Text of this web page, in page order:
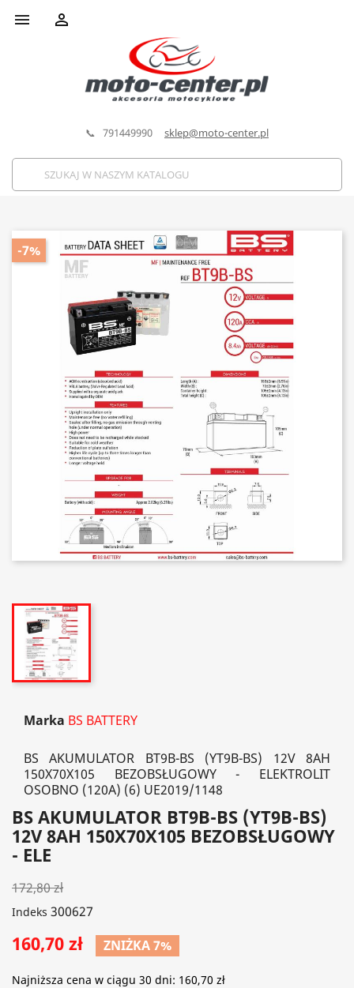
 
📞 791449990 sklep@moto-center.pl
-7%
Marka BS BATTERY
BS AKUMULATOR BT9B-BS (YT9B-BS) 12V 8AH
150X70X105 BEZOBSŁUGOWY - ELEKTROLIT
OSOBNO (120A) (6) UE2019/1148
BS AKUMULATOR BT9B-BS (YT9B-BS)
12V 8AH 150X70X105 BEZOBSŁUGOWY
- ELE
172,80 zł
Indeks 300627
160,70 zł ZNIŻKA 7%
Najniższa cena w ciągu 30 dni: 160,70 zł